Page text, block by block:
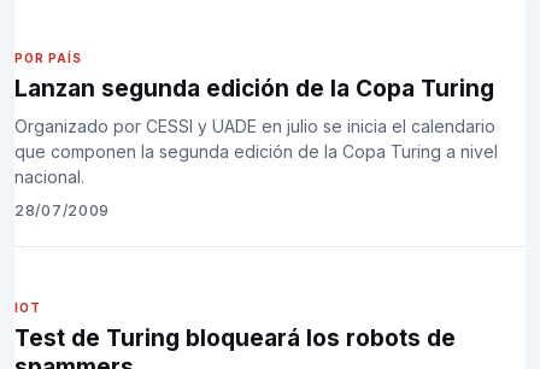
POR PAÍS
Lanzan segunda edición de la Copa Turing
Organizado por CESSI y UADE en julio se inicia el calendario
que componen la segunda edición de la Copa Turing a nivel
nacional.
28/07/2009
IOT
Test de Turing bloqueará los robots de